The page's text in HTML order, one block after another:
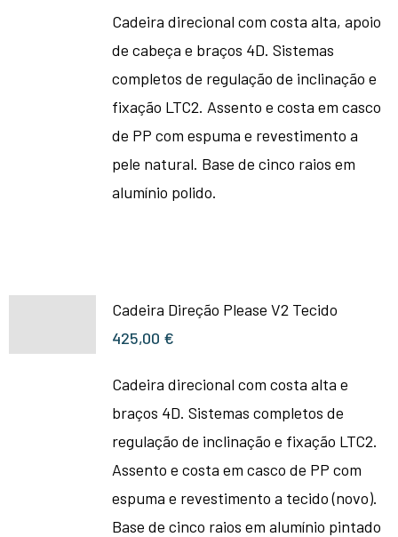
Cadeira direcional com costa alta, apoio
de cabeça e braços 4D. Sistemas
completos de regulação de inclinação e
fixação LTC2. Assento e costa em casco
de PP com espuma e revestimento a
pele natural. Base de cinco raios em
alumínio polido.
Cadeira Direção Please V2 Tecido
425,00 €
Cadeira direcional com costa alta e
braços 4D. Sistemas completos de
regulação de inclinação e fixação LTC2.
Assento e costa em casco de PP com
espuma e revestimento a tecido (novo).
Base de cinco raios em alumínio pintado